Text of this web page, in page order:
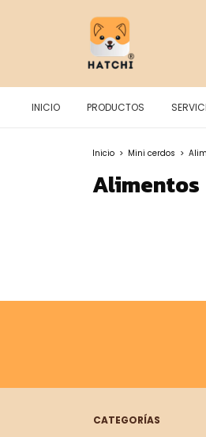
INICIO PRODUCTOS
Inicio > Mini cerdos >
Alimentos
CATEGORÍAS